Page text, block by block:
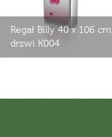
Regał Billy 40 x 106 cm
drzwi K004